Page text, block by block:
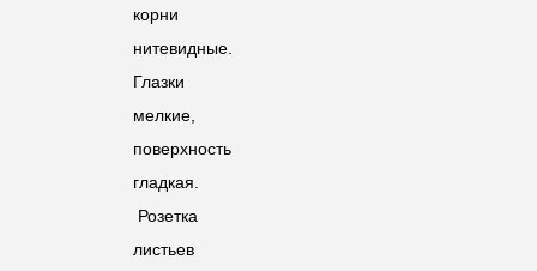
корни
нитевидные.
Глазки
мелкие,
поверхность
гладкая.
Розетка
листьев